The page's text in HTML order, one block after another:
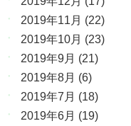
2019年11月 (22)
2019年10月 (23)
2019年9月 (21)
2019年8月 (6)
2019年7月 (18)
2019年6月 (19)